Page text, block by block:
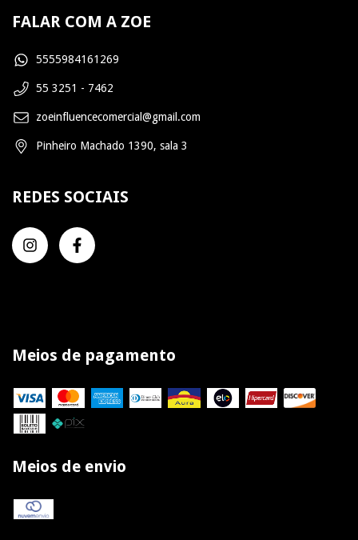
FALAR COM A ZOE
5555984161269
55 3251 - 7462
zoeinfluencecomercial@gmail.com
Pinheiro Machado 1390, sala 3
REDES SOCIAIS
Meios de pagamento
Meios de envio